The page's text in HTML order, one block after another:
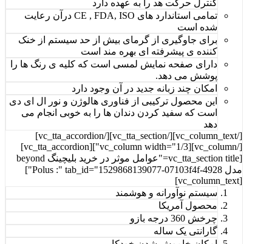
کنترل حرکت هد را به عهده دارد
تمامی استاندارد های CE , FDA, ISO درآن رعایت
شده است
برای جاوگیری از گرمای بیش از حد سیستم از خنک
کننده ی پیشرفته ای بهره مند است
دارای صفحه نمایش لمسی است که کلیه ی رنگ ها را
پوشش می دهد.
امکان چند زبانه جدید در آن وجود دارد
این محصول ترکیبی از فناوری هالوژن و نور ال ای دی
است که سفید کردن دندان ها را به خوبی انجام می
دهد
[/vc_column_text][/vc_tta_section][/vc_tta_accordion]
[/vc_column][vc_column width="1/3"][vc_tta_accordion]
[vc_tta_section title="عوامل موثر در خرید بلیچینگ beyond
مدل Polus :" tab_id="1529868139077-07103f4f-4928"]
[vc_column_text]
سیستم نوآورانه و هوشمند
محصول آمریکا
چرخش 360 درجه بازو
گارانتی یک ساله